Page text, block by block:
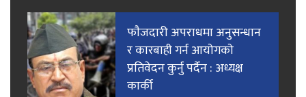
फाैजदारी अपराधमा अनुसन्धान
र कारबाही गर्न आयाेगकाे
प्रतिवेदन कुर्नु पर्दैन : अध्यक्ष
कार्की